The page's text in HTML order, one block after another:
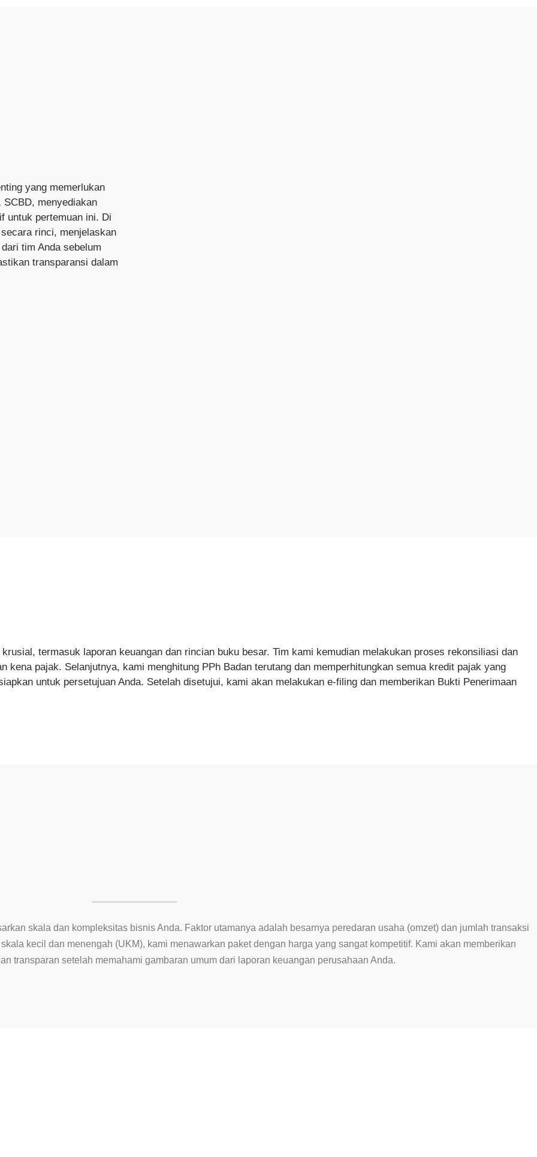
yang memerlukan
SCBD, menyediakan
untuk pertemuan ini. Di
rinci, menjelaskan
tim Anda sebelum
transparansi dalam
termasuk laporan keuangan dan rincian buku besar. Tim kami kemudian melakukan proses rekonsiliasi dan
kena pajak. Selanjutnya, kami menghitung PPh Badan terutang dan memperhitungkan semua kredit pajak yang
untuk persetujuan Anda. Setelah disetujui, kami akan melakukan e-filing dan memberikan Bukti Penerimaan
skala dan kompleksitas bisnis Anda. Faktor utamanya adalah besarnya peredaran usaha (omzet) dan jumlah transaksi
kecil dan menengah (UKM), kami menawarkan paket dengan harga yang sangat kompetitif. Kami akan memberikan
transparan setelah memahami gambaran umum dari laporan keuangan perusahaan Anda.